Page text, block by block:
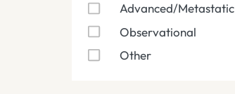
Advanced/Metastatic
Observational
Other